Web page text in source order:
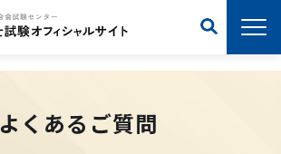
よくあるご質問